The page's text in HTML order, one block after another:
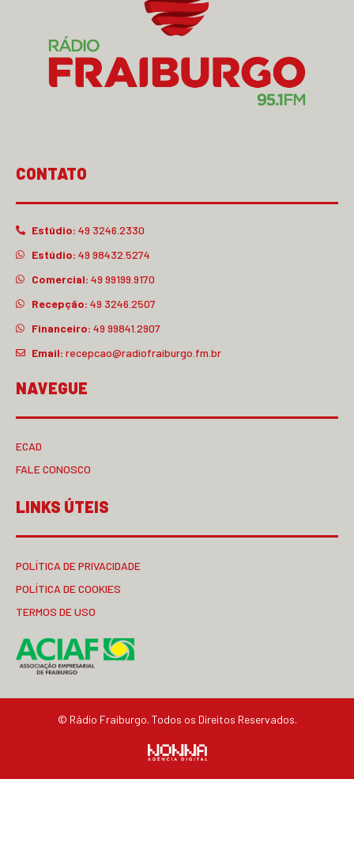
CONTATO
Estúdio: 49 3246.2330
Estúdio: 49 98432.5274
Comercial: 49 99199.9170
Recepção: 49 3246.2507
Financeiro: 49 99841.2907
Email: recepcao@radiofraiburgo.fm.br
NAVEGUE
ECAD
FALE CONOSCO
LINKS ÚTEIS
POLÍTICA DE PRIVACIDADE
POLÍTICA DE COOKIES
TERMOS DE USO
© Rádio Fraiburgo. Todos os Direitos Reservados.